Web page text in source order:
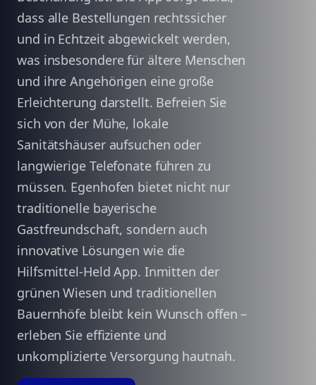
dass alle Bestellungen rechtssicher
und in Echtzeit abgewickelt werden,
was insbesondere für ältere Menschen
und ihre Angehörigen eine große
Erleichterung darstellt. Befreien Sie
sich von der Mühe, lokale
Sanitätshäuser aufsuchen oder
langwierige Telefonate führen zu
müssen. Egenhofen bietet nicht nur
traditionelle bayerische
Gastfreundschaft, sondern auch
innovative Lösungen wie die
Hilfsmittel-Held App. Inmitten der
grünen Wiesen und traditionellen
Bauernhöfe bleibt kein Wunsch offen –
erleben Sie effiziente und
unkomplizierte Versorgung hautnah.